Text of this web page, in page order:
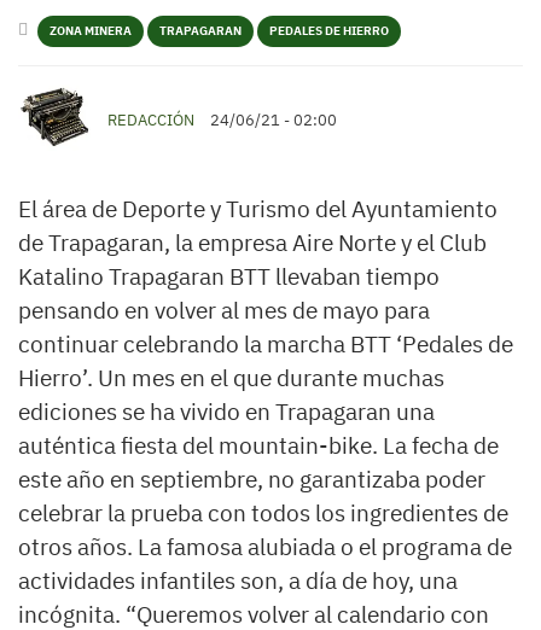
ZONA MINERA TRAPAGARAN PEDALES DE HIERRO
REDACCIÓN 24/06/21 - 02:00
El área de Deporte y Turismo del Ayuntamiento
de Trapagaran, la empresa Aire Norte y el Club
Katalino Trapagaran BTT llevaban tiempo
pensando en volver al mes de mayo para
continuar celebrando la marcha BTT ‘Pedales de
Hierro’. Un mes en el que durante muchas
ediciones se ha vivido en Trapagaran una
auténtica fiesta del mountain-bike. La fecha de
este año en septiembre, no garantizaba poder
celebrar la prueba con todos los ingredientes de
otros años. La famosa alubiada o el programa de
actividades infantiles son, a día de hoy, una
incógnita. “Queremos volver al calendario con